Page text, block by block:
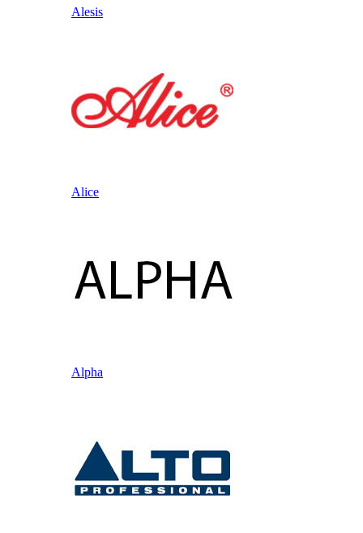
Alesis
Alice
Alpha